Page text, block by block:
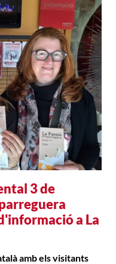
3 de
a La
amb els visitants